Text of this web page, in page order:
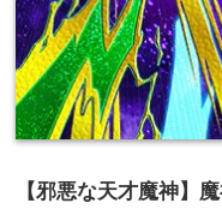
【邪悪な天才魔神】